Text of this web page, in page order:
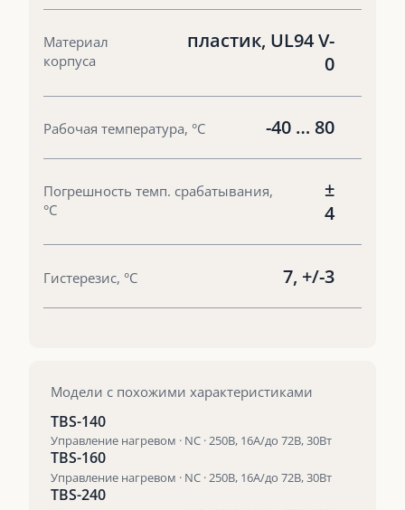
Материал
корпуса
пластик, UL94 V-
0
Рабочая температура, °С -40 … 80
Погрешность темп. срабатывания,
°С
±
4
Гистерезис, °С 7, +/-3
Модели с похожими характеристиками
TBS-140
Управление нагревом · NC · 250В, 16А/до 72В, 30Вт
TBS-160
Управление нагревом · NC · 250В, 16А/до 72В, 30Вт
TBS-240